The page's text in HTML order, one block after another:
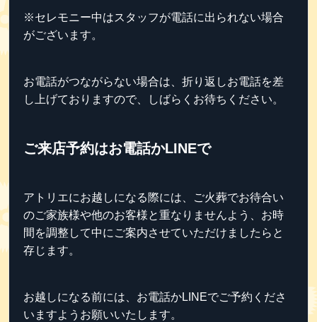
※セレモニー中はスタッフが電話に出られない場合
がございます。
お電話がつながらない場合は、折り返しお電話を差
し上げておりますので、しばらくお待ちください。
ご来店予約はお電話かLINEで
アトリエにお越しになる際には、ご火葬でお待合い
のご家族様や他のお客様と重なりませんよう、お時
間を調整して中にご案内させていただけましたらと
存じます。
お越しになる前には、お電話かLINEでご予約くださ
いますようお願いいたします。